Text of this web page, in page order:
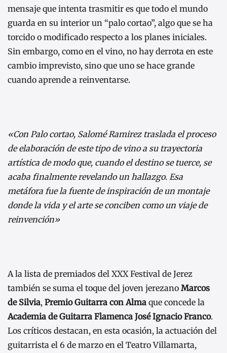
mensaje que intenta trasmitir es que todo el mundo
guarda en su interior un “palo cortao”, algo que se ha
torcido o modificado respecto a los planes iniciales.
Sin embargo, como en el vino, no hay derrota en este
cambio imprevisto, sino que uno se hace grande
cuando aprende a reinventarse.
«Con Palo cortao, Salomé Ramirez traslada el proceso
de elaboración de este tipo de vino a su trayectoria
artística de modo que, cuando el destino se tuerce, se
acaba finalmente revelando un hallazgo. Esa
metáfora fue la fuente de inspiración de un montaje
donde la vida y el arte se conciben como un viaje de
reinvención»
A la lista de premiados del XXX Festival de Jerez
también se suma el toque del joven jerezano Marcos
de Silvia, Premio Guitarra con Alma que concede la
Academia de Guitarra Flamenca José Ignacio Franco.
Los críticos destacan, en esta ocasión, la actuación del
guitarrista el 6 de marzo en el Teatro Villamarta,